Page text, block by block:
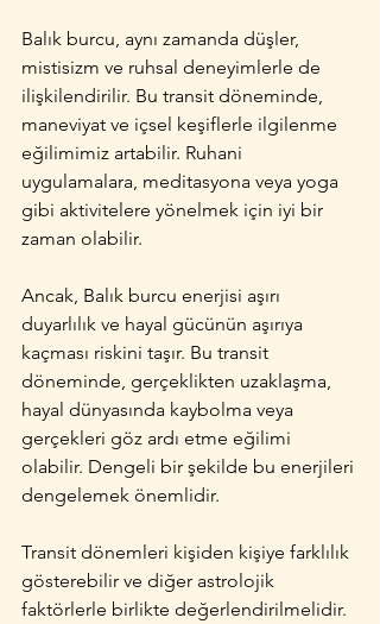
Balık burcu, aynı zamanda düşler,
mistisizm ve ruhsal deneyimlerle de
ilişkilendirilir. Bu transit döneminde,
maneviyat ve içsel keşiflerle ilgilenme
eğilimimiz artabilir. Ruhani
uygulamalara, meditasyona veya yoga
gibi aktivitelere yönelmek için iyi bir
zaman olabilir.
Ancak, Balık burcu enerjisi aşırı
duyarlılık ve hayal gücünün aşırıya
kaçması riskini taşır. Bu transit
döneminde, gerçeklikten uzaklaşma,
hayal dünyasında kaybolma veya
gerçekleri göz ardı etme eğilimi
olabilir. Dengeli bir şekilde bu enerjileri
dengelemek önemlidir.
Transit dönemleri kişiden kişiye farklılık
gösterebilir ve diğer astrolojik
faktörlerle birlikte değerlendirilmelidir.